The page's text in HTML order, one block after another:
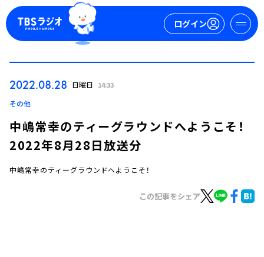
ログイン
2022.08.28 日曜日 14:33
その他
中嶋常幸のティーグラウンドへようこそ！
2022年8月28日放送分
中嶋常幸のティーグラウンドへようこそ！
この記事をシェア